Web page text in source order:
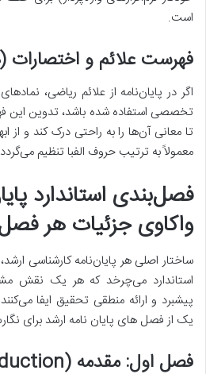
است.
فهرست علائم و اختصارات
اگر در پایان‌نامه از علائم ریاضی،
تخصصی استفاده شده باشد، تدوین این
تا معانی آن‌ها را به راحتی درک کند و از
معمولاً به ترتیب حروف الفبا تنظیم
فصل‌بندی استاندارد
واکاوی جزئیات هر
ساختار اصلی هر پایان‌نامه کارشناسی
استاندارد می‌چرخد که هر یک نقش
پیشبرد و ارائه منطقی تحقیق ایفا
یک از فصل های پایان نامه ارشد برای
فصل اول: مقدمه (Introduction)